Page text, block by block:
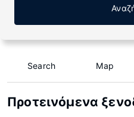
Search Map
Προτεινόμενα